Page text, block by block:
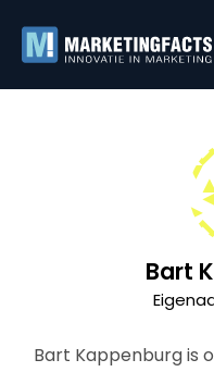
Bart
Bart Kappenburg is